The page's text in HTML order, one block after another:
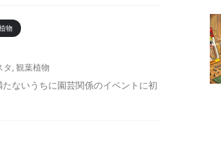
物
タ 観葉植物
ないうちに園芸関係のイベントに初